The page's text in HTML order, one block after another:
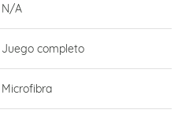
N/A
Juego completo
Microfibra